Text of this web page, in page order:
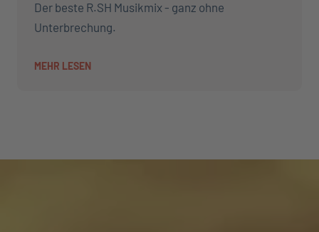
Der beste R.SH Musikmix - ganz ohne
Unterbrechung.
MEHR LESEN